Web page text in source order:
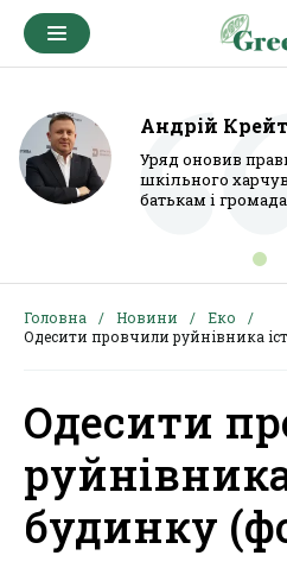
Андрій
Уряд оновив
шкільного
батькам і
Головна Новини
Еко
Одесити провчили руйнівника
Одесити
будинку